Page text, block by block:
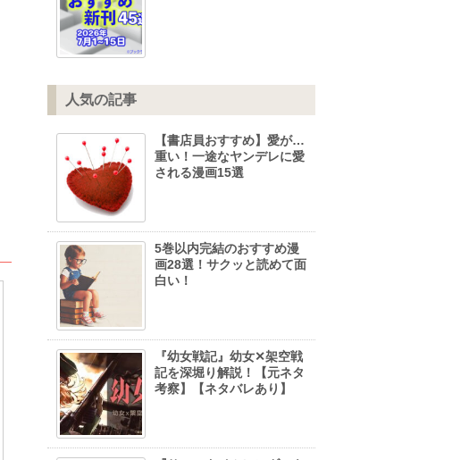
人気の記事
【書店員おすすめ】愛が…
重い！一途なヤンデレに愛
される漫画15選
5巻以内完結のおすすめ漫
画28選！サクッと読めて面
白い！
『幼女戦記』幼女✕架空戦
記を深堀り解説！【元ネタ
考察】【ネタバレあり】